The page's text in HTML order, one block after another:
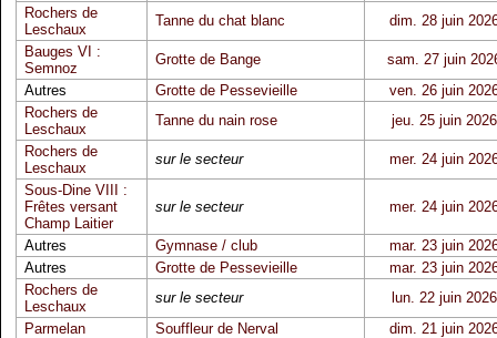
Rochers de
Leschaux
Tanne du chat blanc
dim. 28 juin
Bauges VI :
Semnoz
Grotte de Bange
sam. 27 juin
Autres
Grotte de Pessevieille
ven. 26 juin
Rochers de
Leschaux
Tanne du nain rose
jeu. 25 juin 2026
Rochers de
Leschaux
sur le secteur
mer. 24 juin
Sous-Dine VIII :
Frêtes versant
Champ Laitier
sur le secteur mer. 24 juin
Autres Gymnase / club
mar. 23 juin
Autres
Grotte de Pessevieille
mar. 23 juin
Rochers de
Leschaux
sur le secteur
lun. 22 juin 2026
Parmelan
Souffleur de Nerval
dim. 21 juin